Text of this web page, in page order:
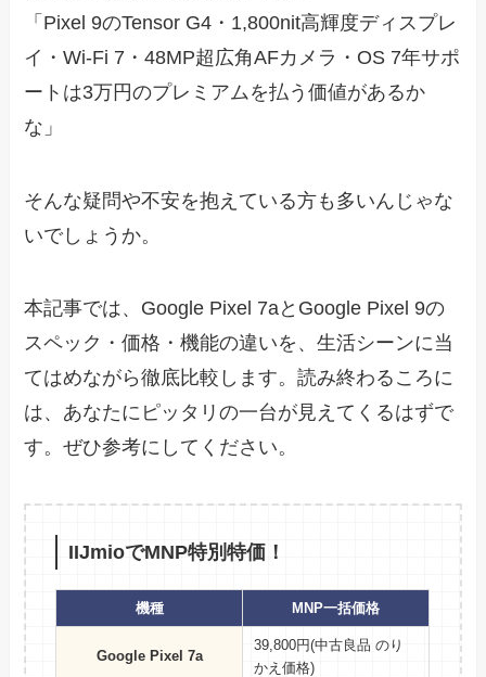
「Pixel 9のTensor G4・1,800nit高輝度ディスプレ
イ・Wi-Fi 7・48MP超広角AFカメラ・OS 7年サポ
ートは3万円のプレミアムを払う価値があるか
な」
そんな疑問や不安を抱えている方も多いんじゃな
いでしょうか。
本記事では、Google Pixel 7aとGoogle Pixel 9の
スペック・価格・機能の違いを、生活シーンに当
てはめながら徹底比較します。読み終わるころに
は、あなたにピッタリの一台が見えてくるはずで
す。ぜひ参考にしてください。
IIJmioでMNP特別特価！
機種 MNP一括価格
Google Pixel 7a
39,800円(中古良品 のり
かえ価格)